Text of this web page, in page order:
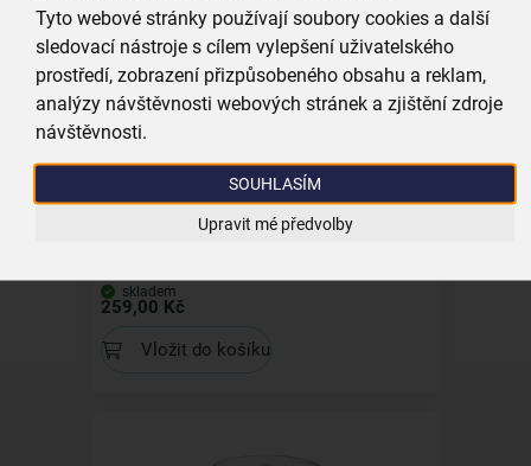
Tyto webové stránky používají soubory cookies a další
sledovací nástroje s cílem vylepšení uživatelského
prostředí, zobrazení přizpůsobeného obsahu a reklam,
analýzy návštěvnosti webových stránek a zjištění zdroje
návštěvnosti.
SOUHLASÍM
Upravit mé předvolby
Související produkty
Servírovací stojan Ema 3 patra
skladem
259,00 Kč
Vložit do košíku